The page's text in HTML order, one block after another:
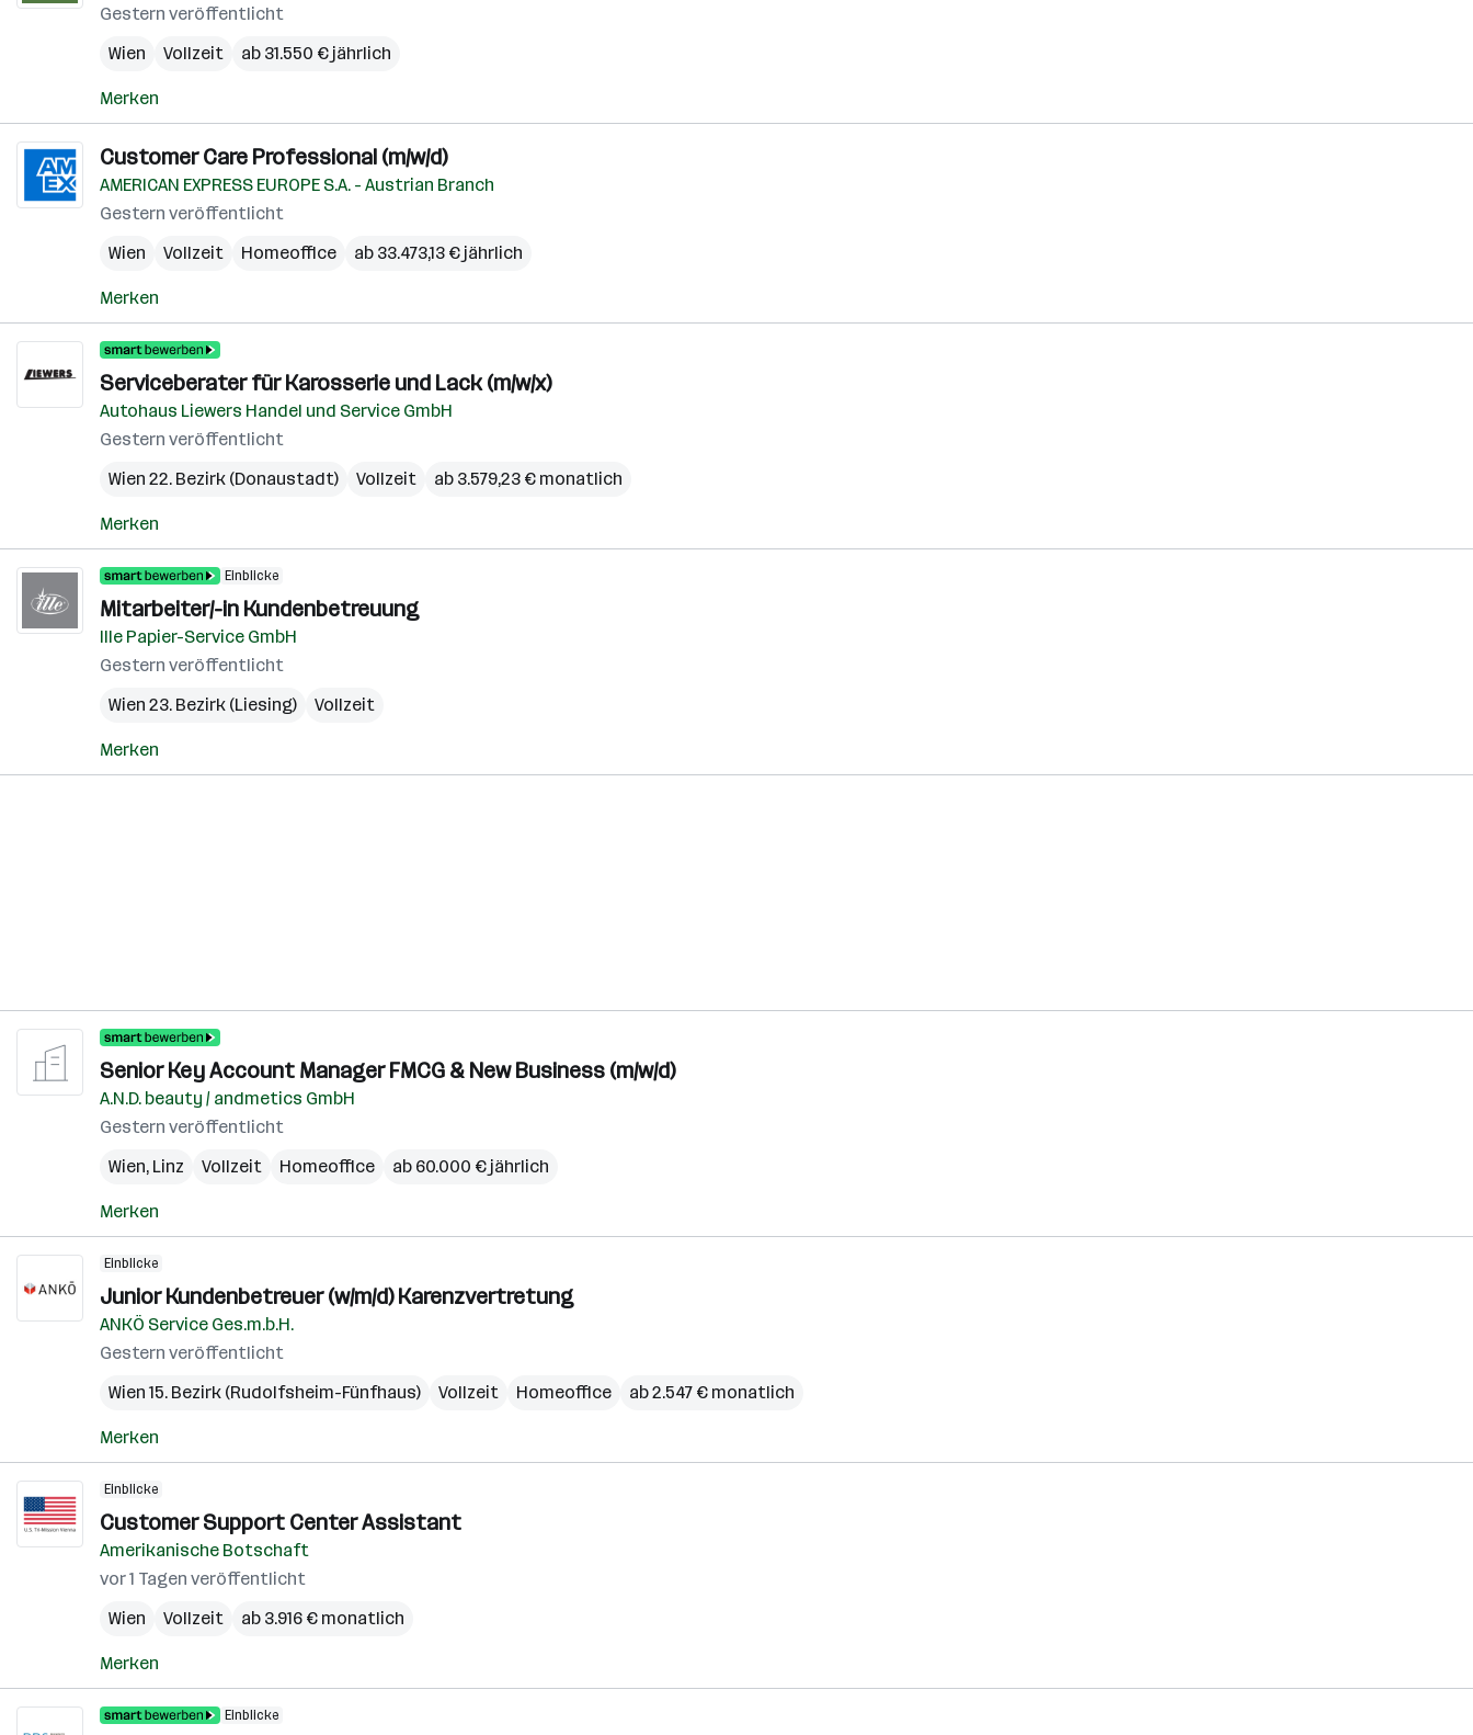
Gestern veröffentlicht
Wien
Vollzeit ab 31.550 € jährlich
Merken
Customer Care Professional (m/w/d)
AMERICAN EXPRESS EUROPE S.A. - Austrian Branch
Gestern veröffentlicht
Wien
Vollzeit Homeoffice ab 33.473,13 € jährlich
Merken
Serviceberater für Karosserie und Lack (m/w/x)
Autohaus Liewers Handel und Service GmbH
Gestern veröffentlicht
Wien 22. Bezirk (Donaustadt)
Vollzeit ab 3.579,23 € monatlich
Merken
Einblicke
Mitarbeiter/-in Kundenbetreuung
Ille Papier-Service GmbH
Gestern veröffentlicht
Wien 23. Bezirk (Liesing)
Vollzeit
Merken
Senior Key Account Manager FMCG & New Business (m/w/d)
A.N.D. beauty / andmetics GmbH
Gestern veröffentlicht
Wien, Linz Vollzeit Homeoffice ab 60.000 € jährlich
Merken
Einblicke
Junior Kundenbetreuer (w/m/d) Karenzvertretung
ANKÖ Service Ges.m.b.H.
Gestern veröffentlicht
Wien 15. Bezirk (Rudolfsheim-Fünfhaus)
Vollzeit Homeoffice ab 2.547 € monatlich
Merken
Einblicke
Customer Support Center Assistant
Amerikanische Botschaft
vor 1 Tagen veröffentlicht
Wien
Vollzeit ab 3.916 € monatlich
Merken
Einblicke